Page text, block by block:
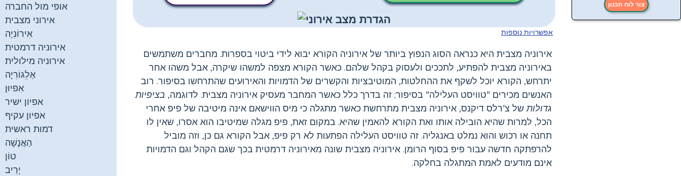
אופי מול החברה
אירוני מצבית
אִירוֹנִיָה
אירוניה דרמטית
אירוניה מילולית
אַלֵגוֹרִיָה
אִפיוּן
אפיון ישיר
אפיון עקיף
דמות ראשית
הַאֲנָשָׁה
טוֹן
יָרִיב
צור לוח תכנון
אפשרויות נוספות
אירוניה מצבית היא כנראה הסוג הנפוץ ביותר של אירוניה הקורא יבוא לידי ביטוי בספרות. מחברים משתמשים
באירוניה מצבית להפתיע, לתככים ולעסוק בקהל שלהם. כאשר הקורא מצפה למשהו שיקרה, אבל משהו אחר
יתרחש, הקורא יוכל לשקף את ההחלטות, המוטיבציות והקשרים של הדמויות והאירועים שהתרחשו בסיפור. רוב
האנשים מכירים "טוויסט העלילה" בסיפור; זה בדרך כלל כאשר המחבר מעסיק אירוניה מצבית. לדוגמה, בציפיות
גדולותשל צ'רלס דיקנס, אירוניה מצבית מתרחשת כאשר מתגלה כי מיס הווישאם אינה מיטיבה של פיפ אחרי
הכל, למרות שהיא הובילה אותו ואת הקורא להאמין שהיא. במקום זאת, פיפ מגלה שמיטיבו הוא אסרו, שאין לו
תחנה או רכוש והוא נמלט באנגליה. זה טוויסט העלילה הפתעות לא רק פיפ, אבל הקורא גם כן, וזה מוביל
להרפתקה חדשה עבור פיפ בסוף הרומן. אירוניה מצבית שונה מאירוניה דרמטית בכך שגם הקהל וגם הדמויות
אינם מודעים לאמת המתגלה בחלקה.